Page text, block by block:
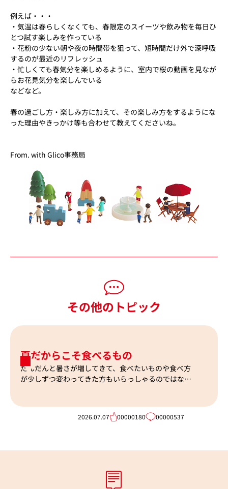
例えば・・・
・気温は春らしくなくても、春限定のスイーツや飲み物を毎日ひ
とつ試す楽しみを作っている
・花粉の少ない朝や夜の時間帯を狙って、短時間だけ外で深呼吸
するのが最近のリフレッシュ
・忙しくても春気分を楽しめるように、室内で桜の動画を見なが
らお花見気分を楽しんでいる
などなど。
春の過ごし方・楽しみ方に加えて、その楽しみ方をするようにな
った理由やきっかけ等も合わせて教えてくださいね。
From. with Glico事務局
その他のトピック
夏だからこそ食べるもの
だんだんと暑さが増してきて、食べたいものや食べ方
が少しずつ変わってきた方もいらっしゃるのではない
2026.07.07 00000180 00000537